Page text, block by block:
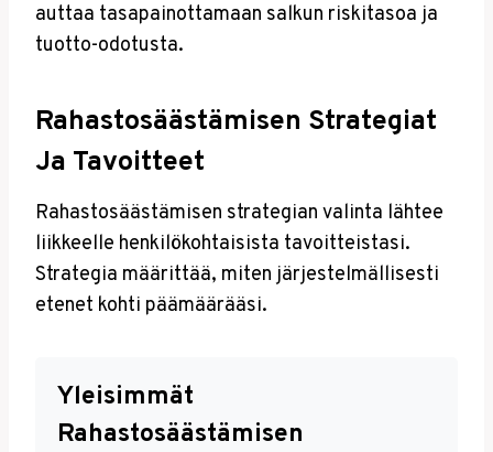
auttaa tasapainottamaan salkun riskitasoa ja
tuotto-odotusta.
Rahastosäästämisen Strategiat
Ja Tavoitteet
Rahastosäästämisen strategian valinta lähtee
liikkeelle henkilökohtaisista tavoitteistasi.
Strategia määrittää, miten järjestelmällisesti
etenet kohti päämäärääsi.
Yleisimmät
Rahastosäästämisen